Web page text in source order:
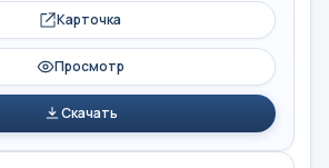
Карточка
Просмотр
Скачать